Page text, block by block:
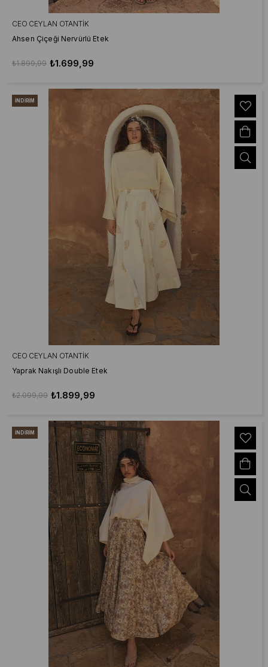
CEO CEYLAN OTANTIK
Ahsen Çiçeği Nervürlü Etek
₺1.699,99
₺1.899,99
CEO CEYLAN OTANTIK
Yaprak Nakışlı Double Etek
₺1.899,99
₺2.099,99
İNDIRIM
İNDIRIM